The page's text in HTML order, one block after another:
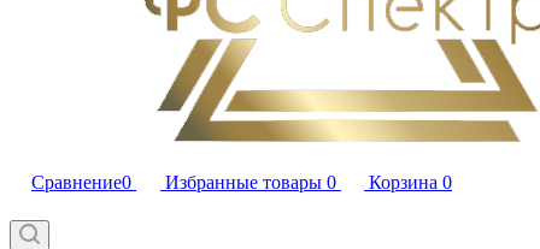
Сравнение0 Избранные товары 0 Корзина 0